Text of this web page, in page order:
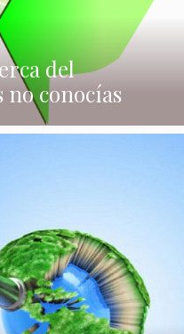
del
no conocías